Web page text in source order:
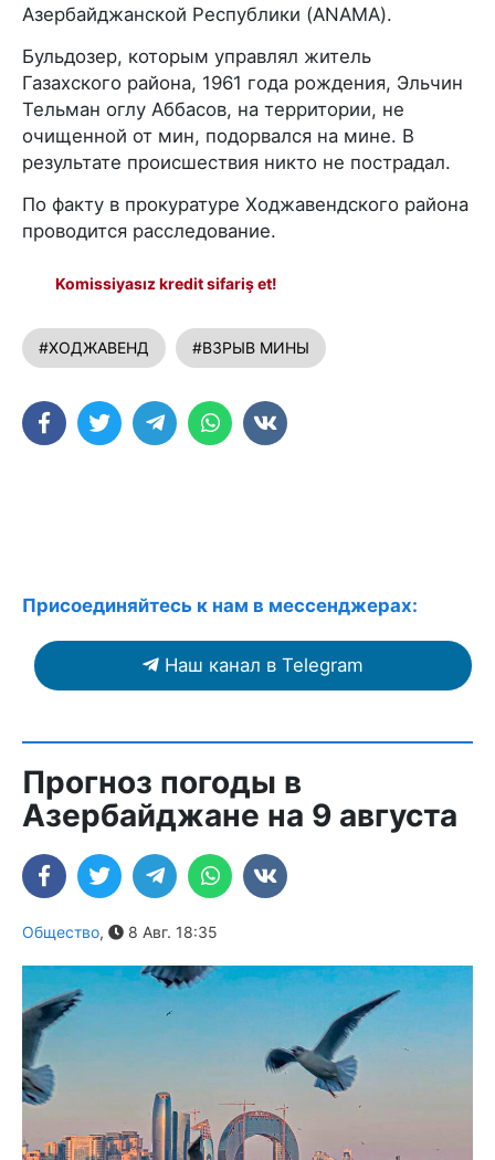
Азербайджанской Республики (ANAMA).
Бульдозер, которым управлял житель
Газахского района, 1961 года рождения, Эльчин
Тельман оглу Аббасов, на территории, не
очищенной от мин, подорвался на мине. В
результате происшествия никто не пострадал.
По факту в прокуратуре Ходжавендского района
проводится расследование.
Komissiyasız kredit sifariş et!
#ХОДЖАВЕНД #ВЗРЫВ МИНЫ
Присоединяйтесь к нам в мессенджерах:
Наш канал в Telegram
Прогноз погоды в
Азербайджане на 9 августа
Общество, 8 Авг. 18:35